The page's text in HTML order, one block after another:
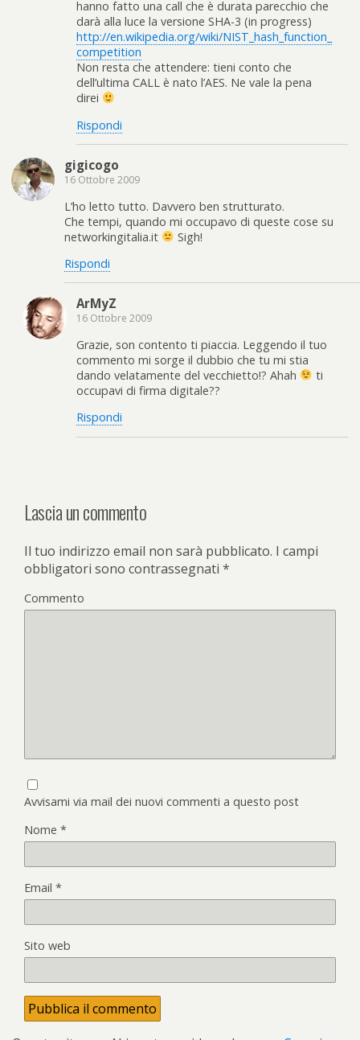
hanno fatto una call che è durata parecchio che
darà alla luce la versione SHA-3 (in progress)
http://en.wikipedia.org/wiki/NIST_hash_function_
competition
Non resta che attendere: tieni conto che
dell’ultima CALL è nato l’AES. Ne vale la pena
direi
Rispondi
gigicogo
16 Ottobre 2009
L’ho letto tutto. Davvero ben strutturato.
Che tempi, quando mi occupavo di queste cose su
networkingitalia.it
Sigh!
Rispondi
ArMyZ
16 Ottobre 2009
Grazie, son contento ti piaccia. Leggendo il tuo
commento mi sorge il dubbio che tu mi stia
dando velatamente del vecchietto!? Ahah
ti
occupavi di firma digitale??
Rispondi
Lascia un commento
Il tuo indirizzo email non sarà pubblicato. I campi
obbligatori sono contrassegnati *
Commento
Avvisami via mail dei nuovi commenti a questo post
Nome *
Email *
Sito web